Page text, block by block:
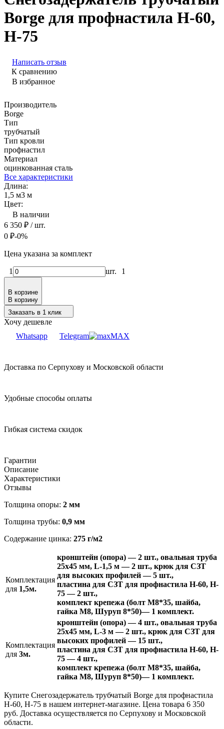
Borge для профнастила Н-60,
Н-75
Написать отзыв
К сравнению
В избранное
Производитель
Borge
Тип
трубчатый
Тип кровли
профнастил
Материал
оцинкованная сталь
Все характеристики
Длина:
1,5 м3 м
Цвет:
В наличии
6 350 ₽ / шт.
0 ₽-0%
Цена указана за комплект
1 шт. 1
В корзине
В корзину
Заказать в 1 клик
Хочу дешевле
Whatsapp
Telegram MAX
Доставка по Серпухову и Московской области
Удобные способы оплаты
Гибкая система скидок
Гарантии
Описание
Характеристики
Отзывы
Толщина опоры: 2 мм
Толщина трубы: 0,9 мм
Содержание цинка: 275 г/м2
Комплектация
для 1,5м.
кронштейн (опора) — 2 шт., овальная труба
25х45 мм, L-1,5 м — 2 шт., крюк для СЗТ
для высоких профилей — 5 шт.,
пластина для СЗТ для профнастила H-60, H-
75 — 2 шт.,
комплект крепежа (болт М8*35, шайба,
гайка М8, Шуруп 8*50)— 1 комплект.
Комплектация
для 3м.
кронштейн (опора) — 4 шт., овальная труба
25х45 мм, L-3 м — 2 шт., крюк для СЗТ для
высоких профилей — 15 шт.,
пластина для СЗТ для профнастила H-60, H-
75 — 4 шт.,
комплект крепежа (болт М8*35, шайба,
гайка М8, Шуруп 8*50)— 1 комплект.
Купите Снегозадержатель трубчатый Borge для профнастила
Н-60, Н-75 в нашем интернет-магазине. Цена товара 6 350
руб. Доставка осуществляется по Серпухову и Московской
области.